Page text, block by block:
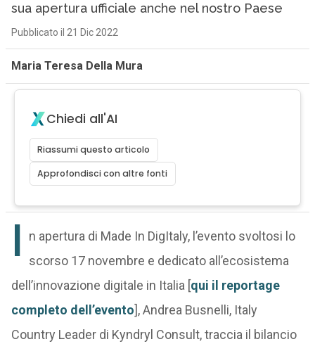
sua apertura ufficiale anche nel nostro Paese
Pubblicato il 21 Dic 2022
Maria Teresa Della Mura
Chiedi all'AI
Riassumi questo articolo
Approfondisci con altre fonti
I n apertura di Made In DigItaly, l’evento svoltosi lo
scorso 17 novembre e dedicato all’ecosistema
dell’innovazione digitale in Italia [qui il reportage
completo dell’evento], Andrea Busnelli, Italy
Country Leader di Kyndryl Consult, traccia il bilancio